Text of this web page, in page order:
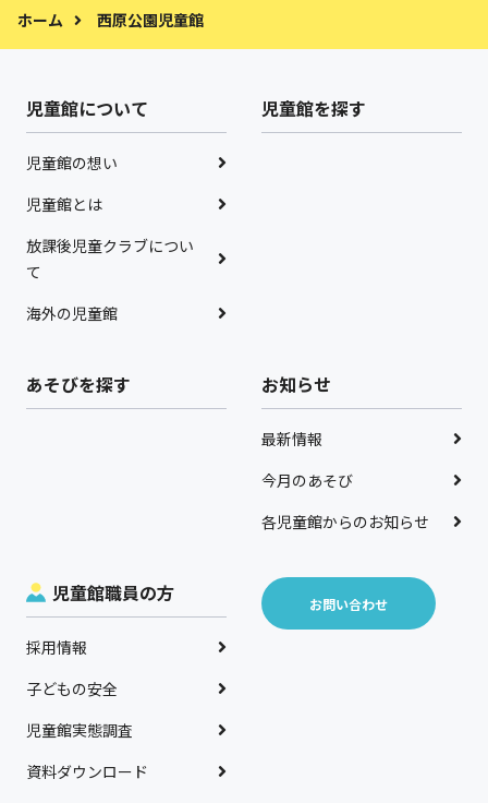
ホーム 西原公園児童館
児童館について
児童館の想い
児童館とは
放課後児童クラブについ
て
海外の児童館
児童館を探す
あそびを探す お知らせ
最新情報
今月のあそび
各児童館からのお知らせ
児童館職員の方
採用情報
子どもの安全
児童館実態調査
資料ダウンロード
お問い合わせ